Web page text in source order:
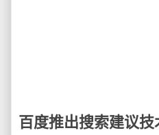
百度推出搜索建议技